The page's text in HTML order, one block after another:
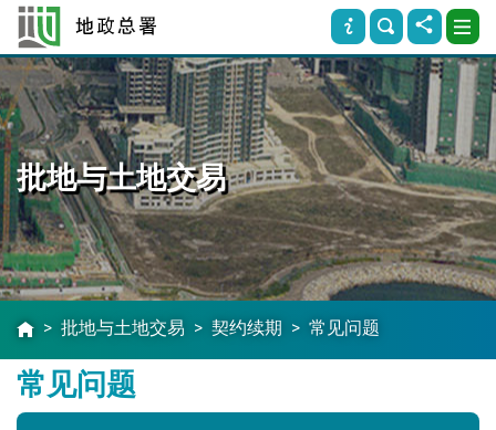
批地与土地交易
批地与土地交易 契约续期 常见问题
常见问题